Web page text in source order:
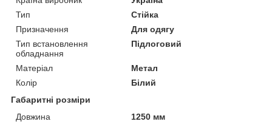
Тип
Стійка
Призначення
Для одягу
Тип встановлення
обладнання
Підлоговий
Матеріал
Метал
Колір
Білий
Габаритні розміри
Довжина
1250 мм